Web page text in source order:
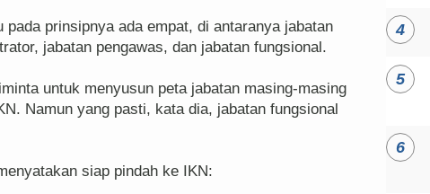
pada prinsipnya ada empat, di antaranya jabatan
jabatan pengawas, dan jabatan fungsional.
untuk menyusun peta jabatan masing-masing
Namun yang pasti, kata dia, jabatan fungsional
siap pindah ke IKN: